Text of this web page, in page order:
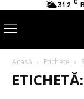
31.2 C
Acasă Etichete